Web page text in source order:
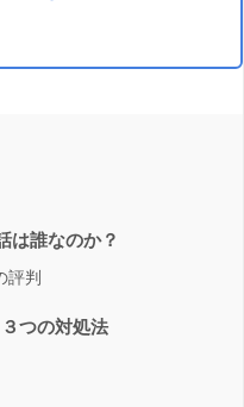
は誰なのか？
評判
つの対処法